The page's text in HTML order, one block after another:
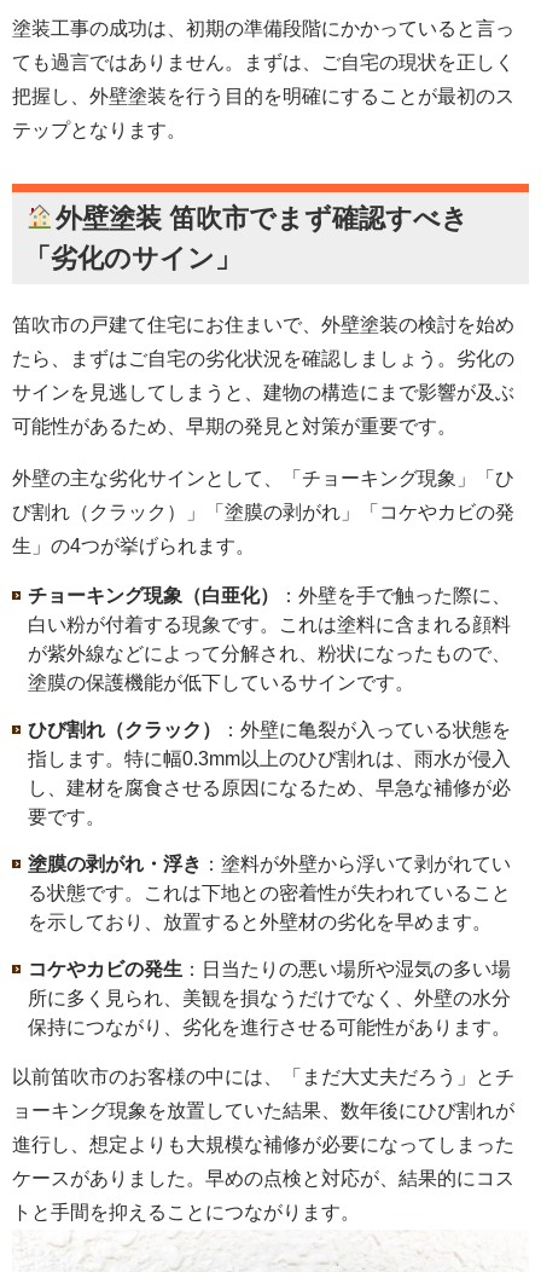
塗装工事の成功は、初期の準備段階にかかっていると言っ
ても過言ではありません。まずは、ご自宅の現状を正しく
把握し、外壁塗装を行う目的を明確にすることが最初のス
テップとなります。
外壁塗装 笛吹市でまず確認すべき
「劣化のサイン」
笛吹市の戸建て住宅にお住まいで、外壁塗装の検討を始め
たら、まずはご自宅の劣化状況を確認しましょう。劣化の
サインを見逃してしまうと、建物の構造にまで影響が及ぶ
可能性があるため、早期の発見と対策が重要です。
外壁の主な劣化サインとして、「チョーキング現象」「ひ
び割れ（クラック）」「塗膜の剥がれ」「コケやカビの発
生」の4つが挙げられます。
チョーキング現象（白亜化）
：外壁を手で触った際に、
白い粉が付着する現象です。これは塗料に含まれる顔料
が紫外線などによって分解され、粉状になったもので、
塗膜の保護機能が低下しているサインです。
ひび割れ（クラック）
：外壁に亀裂が入っている状態を
指します。特に幅0.3mm以上のひび割れは、雨水が侵入
し、建材を腐食させる原因になるため、早急な補修が必
要です。
塗膜の剥がれ・浮き ：塗料が外壁から浮いて剥がれてい
る状態です。これは下地との密着性が失われていること
を示しており、放置すると外壁材の劣化を早めます。
コケやカビの発生 ：日当たりの悪い場所や湿気の多い場
所に多く見られ、美観を損なうだけでなく、外壁の水分
保持につながり、劣化を進行させる可能性があります。
以前笛吹市のお客様の中には、「まだ大丈夫だろう」とチ
ョーキング現象を放置していた結果、数年後にひび割れが
進行し、想定よりも大規模な補修が必要になってしまった
ケースがありました。早めの点検と対応が、結果的にコス
トと手間を抑えることにつながります。